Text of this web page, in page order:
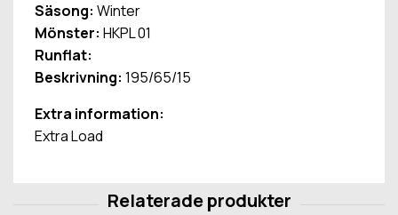
Säsong: Winter
Mönster: HKPL 01
Runflat:
Beskrivning: 195/65/15
Extra information:
Extra Load